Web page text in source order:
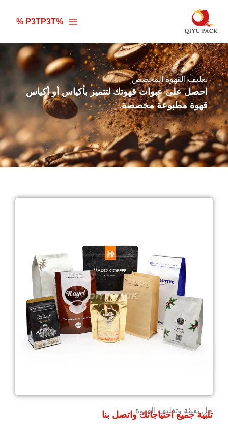
%P3TP3T %
تغليف القهوة المخصص
احصل على عبوات قهوتك لتتميز بأكياس أو أكياس
قهوة مطبوعة مخصصة.
حل تعبئة وتغليف القهوة
تلبية جميع احتياجاتك واتصل بنا